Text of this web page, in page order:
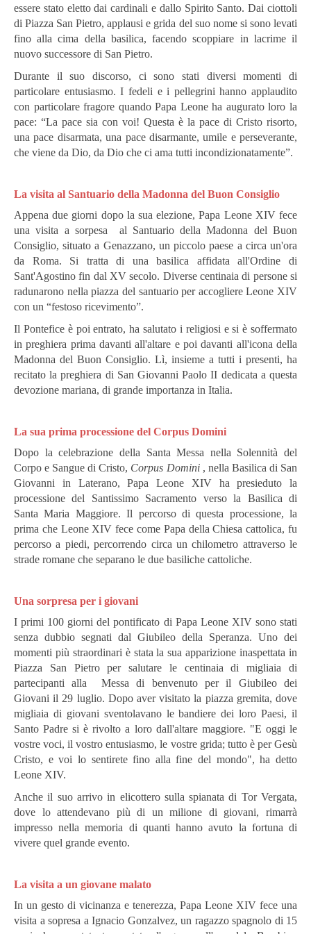
essere stato eletto dai cardinali e dallo Spirito Santo. Dai ciottoli
di Piazza San Pietro, applausi e grida del suo nome si sono levati
fino alla cima della basilica, facendo scoppiare in lacrime il
nuovo successore di San Pietro.
Durante il suo discorso, ci sono stati diversi momenti di
particolare entusiasmo. I fedeli e i pellegrini hanno applaudito
con particolare fragore quando Papa Leone ha augurato loro la
pace: “La pace sia con voi! Questa è la pace di Cristo risorto,
una pace disarmata, una pace disarmante, umile e perseverante,
che viene da Dio, da Dio che ci ama tutti incondizionatamente”.
La visita al Santuario della Madonna del Buon Consiglio
Appena due giorni dopo la sua elezione, Papa Leone XIV fece
una visita a sorpesa al Santuario della Madonna del Buon
Consiglio, situato a Genazzano, un piccolo paese a circa un'ora
da Roma. Si tratta di una basilica affidata all'Ordine di
Sant'Agostino fin dal XV secolo. Diverse centinaia di persone si
radunarono nella piazza del santuario per accogliere Leone XIV
con un “festoso ricevimento”.
Il Pontefice è poi entrato, ha salutato i religiosi e si è soffermato
in preghiera prima davanti all'altare e poi davanti all'icona della
Madonna del Buon Consiglio. Lì, insieme a tutti i presenti, ha
recitato la preghiera di San Giovanni Paolo II dedicata a questa
devozione mariana, di grande importanza in Italia.
La sua prima processione del Corpus Domini
Dopo la celebrazione della Santa Messa nella Solennità del
Corpo e Sangue di Cristo, Corpus Domini, nella Basilica di San
Giovanni in Laterano, Papa Leone XIV ha presieduto la
processione del Santissimo Sacramento verso la Basilica di
Santa Maria Maggiore.Il percorso di questa processione, la
prima che Leone XIV fece come Papa della Chiesa cattolica, fu
percorso a piedi, percorrendo circa un chilometro attraverso le
strade romane che separano le due basiliche cattoliche.
Una sorpresa per i giovani
I primi 100 giorni del pontificato di Papa Leone XIV sono stati
senza dubbio segnati dal Giubileo della Speranza. Uno dei
momenti più straordinari è stata la sua apparizione inaspettata in
Piazza San Pietro per salutare le centinaia di migliaia di
partecipanti alla Messa di benvenuto per il Giubileo dei
Giovani il 29 luglio. Dopo aver visitato la piazza gremita, dove
migliaia di giovani sventolavano le bandiere dei loro Paesi, il
Santo Padre si è rivolto a loro dall'altare maggiore. "E oggi le
vostre voci, il vostro entusiasmo, le vostre grida; tutto è per Gesù
Cristo, e voi lo sentirete fino alla fine del mondo", ha detto
Leone XIV.
Anche il suo arrivo in elicottero sulla spianata di Tor Vergata,
dove lo attendevano più di un milione di giovani, rimarrà
impresso nella memoria di quanti hanno avuto la fortuna di
vivere quel grande evento.
La visita a un giovane malato
In un gesto di vicinanza e tenerezza, Papa Leone XIV fece una
visita a sopresa a Ignacio Gonzalvez, un ragazzo spagnolo di 15